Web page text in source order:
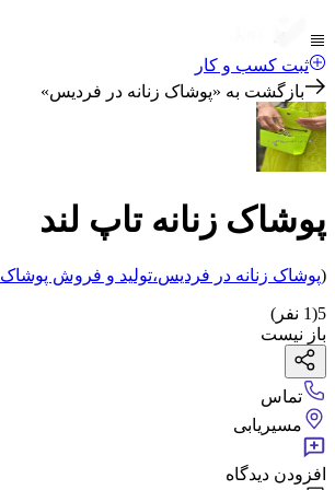
ثبت کسب و کار
بازگشت به «پوشاک زنانه در فردیس»
پوشاک زنانه تاپ لند
(پوشاک زنانه در فردیس،تولید و فروش پوشاک
5
(
1 نفر)
باز نیست
تماس
مسیریابی
افزودن دیدگاه